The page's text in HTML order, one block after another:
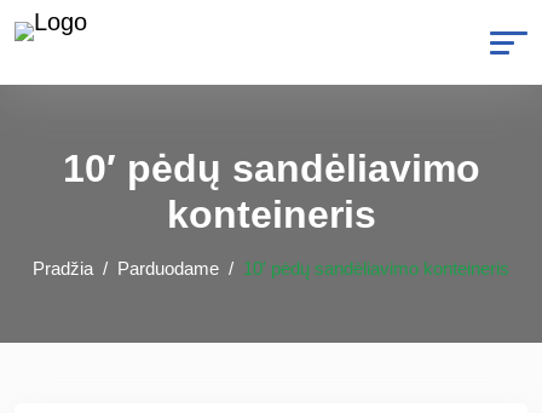
10′ pėdų sandėliavimo
konteineris
Pradžia Parduodame 10′ pėdų sandėliavimo konteineris